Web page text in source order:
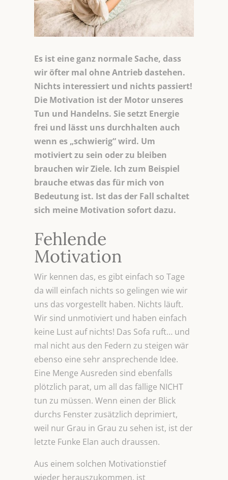
Es ist eine ganz normale Sache, dass
wir öfter mal ohne Antrieb dastehen.
Nichts interessiert und nichts passiert!
Die Motivation ist der Motor unseres
Tun und Handelns. Sie setzt Energie
frei und lässt uns durchhalten auch
wenn es „schwierig“ wird. Um
motiviert zu sein oder zu bleiben
brauchen wir Ziele. Ich zum Beispiel
brauche etwas das für mich von
Bedeutung ist. Ist das der Fall schaltet
sich meine Motivation sofort dazu.
Fehlende
Motivation
Wir kennen das, es gibt einfach so Tage
da will einfach nichts so gelingen wie wir
uns das vorgestellt haben. Nichts läuft.
Wir sind unmotiviert und haben einfach
keine Lust auf nichts! Das Sofa ruft… und
mal nicht aus den Federn zu steigen wär
ebenso eine sehr ansprechende Idee.
Eine Menge Ausreden sind ebenfalls
plötzlich parat, um all das fällige NICHT
tun zu müssen. Wenn einen der Blick
durchs Fenster zusätzlich deprimiert,
weil nur Grau in Grau zu sehen ist, ist der
letzte Funke Elan auch draussen.
Aus einem solchen Motivationstief
wieder herauszukommen, ist